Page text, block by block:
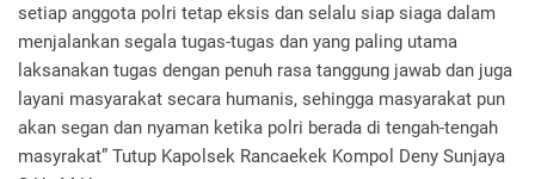
setiap anggota polri tetap eksis dan selalu siap siaga dalam
menjalankan segala tugas-tugas dan yang paling utama
laksanakan tugas dengan penuh rasa tanggung jawab dan juga
layani masyarakat secara humanis, sehingga masyarakat pun
akan segan dan nyaman ketika polri berada di tengah-tengah
masyrakat” Tutup Kapolsek Rancaekek Kompol Deny Sunjaya